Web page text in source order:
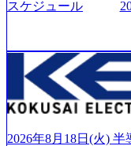
て、20年以上にわた
つ、あらゆる業種・
化を支援するために
務改善、実行支援な
通貫で提供するのが
ファーム） 社名の由
ていく”という位置づ
スケジュール
2026年8月18日(火)